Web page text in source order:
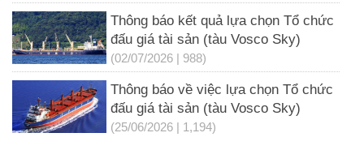
Thông báo kết quả lựa chọn Tổ chức
đấu giá tài sản (tàu Vosco Sky)
(02/07/2026 | 988)
Thông báo về việc lựa chọn Tổ chức
đấu giá tài sản (tàu Vosco Sky)
(25/06/2026 | 1,194)